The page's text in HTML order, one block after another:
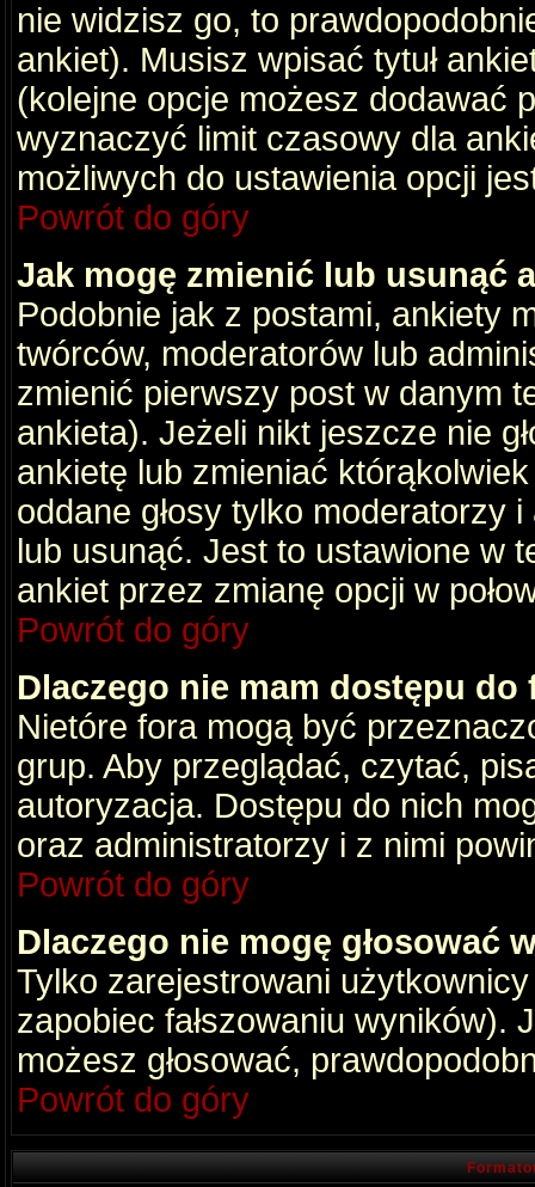
nie widzisz go, to
ankiet). Musisz wpisać tytuł
(kolejne opcje możesz dodawać
wyznaczyć limit czasowy dla
możliwych do ustawienia opcji
Powrót do góry
Jak mogę zmienić lub usunąć
Podobnie jak z postami, ankiety
twórców, moderatorów lub
zmienić pierwszy post w danym
ankieta). Jeżeli nikt jeszcze nie
ankietę lub zmieniać
oddane głosy tylko moderatorzy
lub usunąć. Jest to ustawione w
ankiet przez zmianę opcji w
Powrót do góry
Dlaczego nie mam dostępu do
Nietóre fora mogą być
grup. Aby przeglądać, czytać,
autoryzacja. Dostępu do nich
oraz administratorzy i z nimi
Powrót do góry
Dlaczego nie mogę głosować
Tylko zarejestrowani
zapobiec fałszowaniu wyników).
możesz głosować,
Powrót do góry